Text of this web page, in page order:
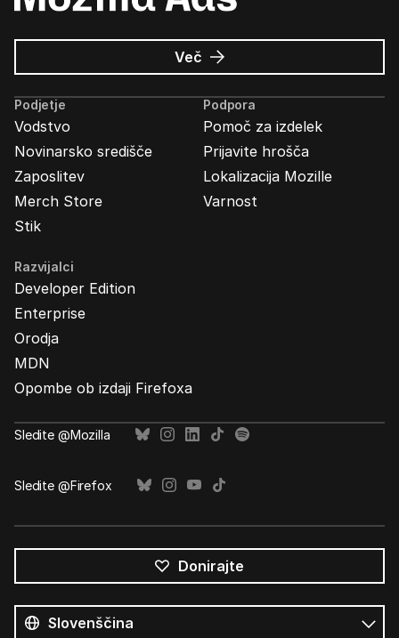
Več o
Oglasi
Mozilla
Podjetje
Vodstvo
Novinarsko središče
Zaposlitev
Merch Store
Stik
Podpora
Pomoč za izdelek
Prijavite hrošča
Lokalizacija Mozille
Varnost
Razvijalci
Developer Edition
Enterprise
Orodja
MDN
Opombe ob izdaji Firefoxa
Sledite @Mozilla
Sledite @Firefox
Donirajte
jeziki
Jezik